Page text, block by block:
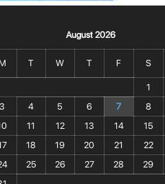
August 2026
M T W T F S
1
3
4 5 6 7 8
11 12 13 14 15
18 19 20 21 22
25 26 27 28 29